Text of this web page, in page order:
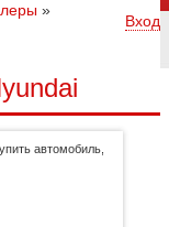
»
Вход
автомобиль,